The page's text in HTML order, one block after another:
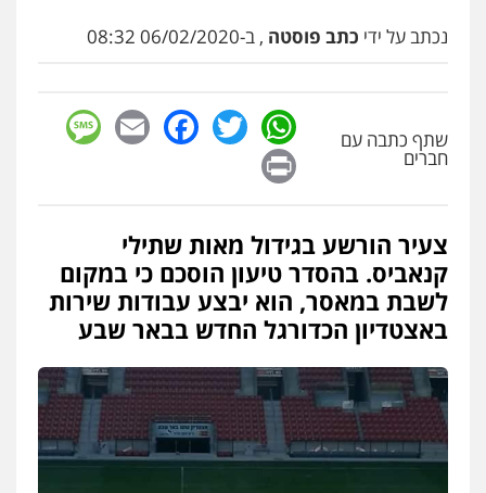
פלילי תעבורה
עו"ד אליה חן ברק
פשיעה חמורה
ומעצרים אסירים
עו"ד שאדי נאטור
פלילי פשיעה חמורה מעצרים וחקירות
0509230800
גיל דביר – משרד עורכי דין
פלילי פשיעה כלכלית צווארון לבן
0506217771
נכתב על ידי כתב פוסטה , ב-06/02/2020 08:32
שתף כתבה עם
חברים
WhatsApp
Twitter
Facebook
Email
צעיר הורשע בגידול מאות שתילי
קנאביס. בהסדר טיעון הוסכם כי במקום
לשבת במאסר, הוא יבצע עבודות שירות
באצטדיון הכדורגל החדש בבאר שבע